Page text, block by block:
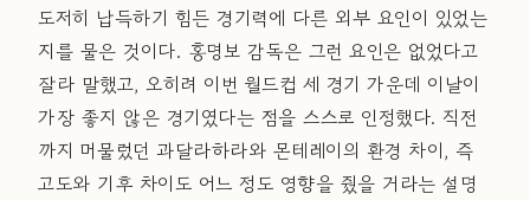
도저히 납득하기 힘든 경기력에 다른 외부 요인이 있었는
지를 물은 것이다. 홍명보 감독은 그런 요인은 없었다고
잘라 말했고, 오히려 이번 월드컵 세 경기 가운데 이날이
가장 좋지 않은 경기였다는 점을 스스로 인정했다. 직전
까지 머물렀던 과달라하라와 몬테레이의 환경 차이, 즉
고도와 기후 차이도 어느 정도 영향을 줬을 거라는 설명